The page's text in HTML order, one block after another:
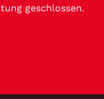
geschlossen.